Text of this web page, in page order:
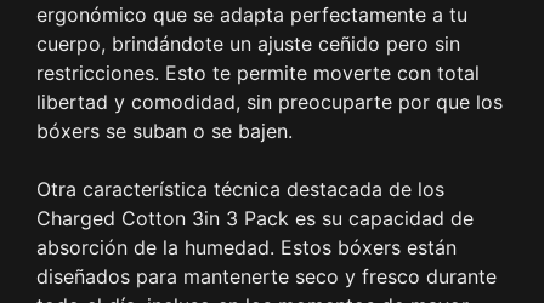
ergonómico que se adapta perfectamente a tu
cuerpo, brindándote un ajuste ceñido pero sin
restricciones. Esto te permite moverte con total
libertad y comodidad, sin preocuparte por que los
bóxers se suban o se bajen.
Otra característica técnica destacada de los
Charged Cotton 3in 3 Pack es su capacidad de
absorción de la humedad. Estos bóxers están
diseñados para mantenerte seco y fresco durante